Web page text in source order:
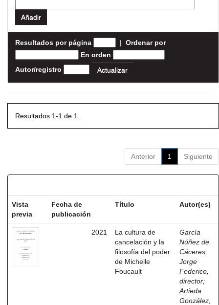
Resultados por página | Ordenar por
En orden
Autor/registro
Resultados 1-1 de 1.
Anterior 1 Siguiente
Vista
previa
Fecha de
publicación
Título Autor(es)
2021
La cultura de
cancelación y la
filosofía del poder
de Michelle
Foucault
García
Núñez de
Cáceres,
Jorge
Federico,
director;
Artieda
González,